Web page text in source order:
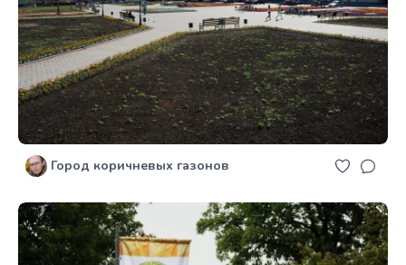
Город коричневых газонов